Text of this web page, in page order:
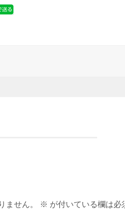
ません。 ※ が付いている欄は必